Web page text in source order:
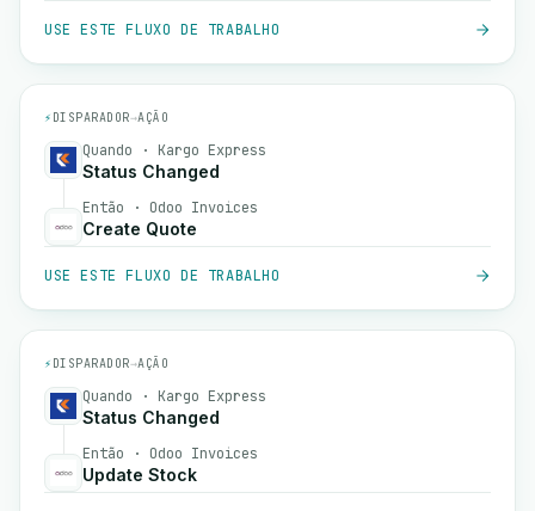
USE ESTE FLUXO DE TRABALHO
⚡ DISPARADOR→AÇÃO
Quando · Kargo Express
Status Changed
Então · Odoo Invoices
Create Quote
USE ESTE FLUXO DE TRABALHO
⚡ DISPARADOR→AÇÃO
Quando · Kargo Express
Status Changed
Então · Odoo Invoices
Update Stock